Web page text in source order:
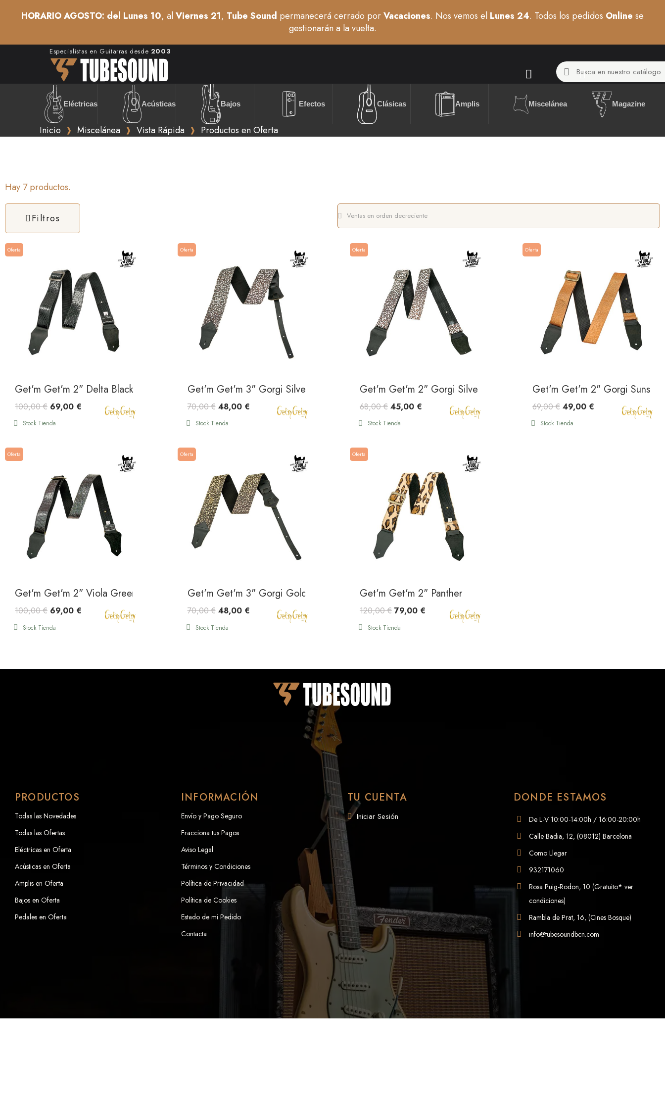
HORARIO AGOSTO: del Lunes 10, alViernes 21, Tube Sound permanecerá cerrado porVacaciones. Nos vemos el Lunes 24. Todos los pedidos Online se
gestionarán a la vuelta.
Especialistas en Guitarras desde 2003
Eléctricas Acústicas Bajos Efectos Clásicas Amplis Miscelánea Magazine
Inicio Miscelánea Vista Rápida Productos en Oferta
Hay 7 productos.
Filtros
Oferta
Get'm Get'm 2" Delta Black
100,00 € 69,00 €
Stock Tienda
Oferta
Get'm Get'm 3" Gorgi Silver Leopard
70,00 € 48,00 €
Stock Tienda
Oferta
Get'm Get'm 2" Gorgi Silver Leopard
68,00 € 45,00 €
Stock Tienda
Oferta
Get'm Get'm 2" Gorgi Sunset
69,00 € 49,00 €
Stock Tienda
Oferta
Get'm Get'm 2" Viola Green
100,00 € 69,00 €
Stock Tienda
Oferta
Get'm Get'm 3" Gorgi Gold Leopard
70,00 € 48,00 €
Stock Tienda
Oferta
Get'm Get'm 2" Panther
120,00 € 79,00 €
Stock Tienda
PRODUCTOS
Todas las Novedades
Todas las Ofertas
Eléctricas en Oferta
Acústicas en Oferta
Amplis en Oferta
Bajos en Oferta
Pedales en Oferta
INFORMACIÓN
Envío y Pago Seguro
Fracciona tus Pagos
Aviso Legal
Términos y Condiciones
Política de Privacidad
Política de Cookies
Estado de mi Pedido
Contacta
TU CUENTA
Iniciar Sesión
DONDE ESTAMOS
De L-V 10:00-14:00h / 16:00-20:00h
Calle Badia, 12, (08012) Barcelona
Como Llegar
932171060
Rosa Puig-Rodon, 10 (Gratuito* ver
condiciones)
Rambla de Prat, 16, (Cines Bosque)
info@tubesoundbcn.com